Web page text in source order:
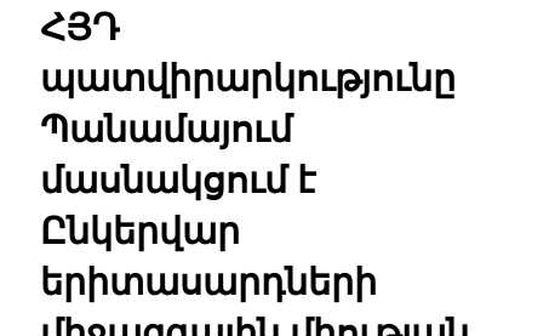
ՀՅԴ
պատվիրարկությունը
Պանամայում
մասնակցում է
Ընկերվար
երիտասարդների